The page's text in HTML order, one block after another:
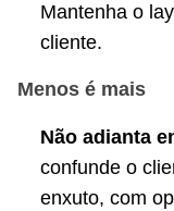
Mantenha o
cliente.
Menos é mais
Não adianta
confunde o
enxuto, com